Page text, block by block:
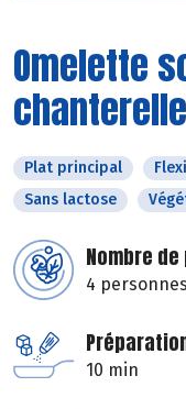
Omelette
Plat principal
Sans lactose
Nombre
4 personnes
10 min